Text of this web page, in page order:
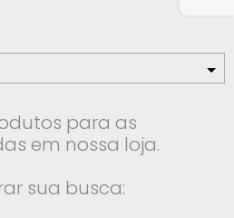
para as
em nossa loja.
sua busca: